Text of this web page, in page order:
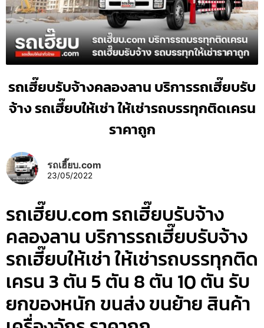
รถเฮี๊ยบรับจ้างคลองลาน บริการรถเฮี๊ยบรับ
จ้าง รถเฮี๊ยบให้เช่า ให้เช่ารถบรรทุกติดเครน
ราคาถูก
รถเฮี๊ยบ.com
23/05/2022
รถเฮี๊ยบ.com รถเฮี๊ยบรับจ้าง
คลองลาน บริการรถเฮี๊ยบรับจ้าง
รถเฮี๊ยบให้เช่า ให้เช่ารถบรรทุกติด
เครน 3 ตัน 5 ตัน 8 ตัน 10 ตัน รับ
ยกของหนัก ขนส่ง ขนย้าย สินค้า